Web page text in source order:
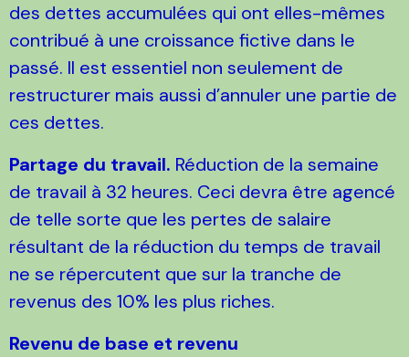
des dettes accumulées qui ont elles-mêmes
contribué à une croissance fictive dans le
passé. Il est essentiel non seulement de
restructurer mais aussi d’annuler une partie de
ces dettes.
Partage du travail. Réduction de la semaine
de travail à 32 heures. Ceci devra être agencé
de telle sorte que les pertes de salaire
résultant de la réduction du temps de travail
ne se répercutent que sur la tranche de
revenus des 10% les plus riches.
Revenu de base et revenu